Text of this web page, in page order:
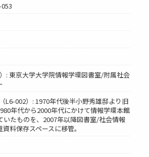
: 東京大学大学院情報学環図書室/附属社会
L6-002）: 1970年代後半小野秀雄邸より旧
年代から2000年代にかけて情報学環本館
いたものを、2007年以降図書室/社会情報
料保存スペースに移管。